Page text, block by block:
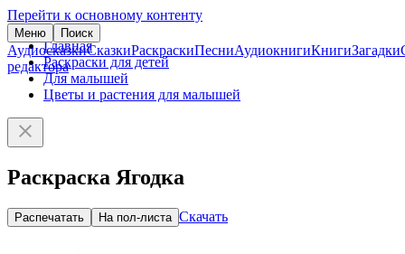
Перейти к основному контенту
Меню Поиск
АудиосказкиСказкиРаскраскиПесниАудиокнигиКнигиЗагадки
редактора
Главная
Раскраски для детей
Для малышей
Цветы и растения для малышей
Раскраска Ягодка
Распечатать На пол-листа Скачать